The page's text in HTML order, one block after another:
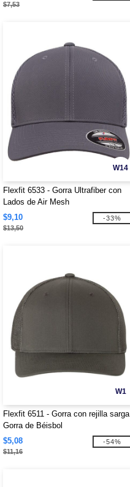
$7,53
W14
Flexfit 6533 - Gorra Ultrafiber con
Lados de Air Mesh
$9,10
$13,50
-33%
W1
Flexfit 6511 - Gorra con rejilla sarga
Gorra de Béisbol
$5,08
$11,16
-54%